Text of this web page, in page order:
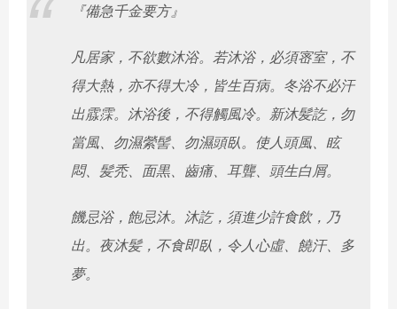
『備急千金要方』
凡居家，不欲數沐浴。若沐浴，必須宻室，不
得大熱，亦不得大冷， 皆生百病。冬浴不必汗
出霡霂。沐浴後，不得觸風冷。新沐髪訖， 勿
當風、勿濕縈髻、勿濕頭臥。使人頭風、眩
悶、髪秃、面黒、 齒痛、耳聾、頭生白屑。
饑忌浴，飽忌沐。沐訖，須進少許食飲，乃
出。夜沐髪，不食即臥， 令人心虛、饒汗、多
夢。